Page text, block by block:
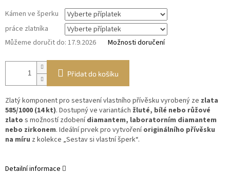
Kámen ve šperku
práce zlatníka
Můžeme doručit do: 17.9.2026 Možnosti doručení
Přidat do košíku
Zlatý komponent pro sestavení vlastního přívěsku vyrobený ze zlata
585/1000 (14 kt). Dostupný ve variantách žluté, bílé nebo růžové
zlato s možností zdobenídiamantem, laboratorním diamantem
nebo zirkonem. Ideální prvek pro vytvořeníoriginálního přívěsku
na míru z kolekce „Sestav si vlastní šperk“.
Detailní informace